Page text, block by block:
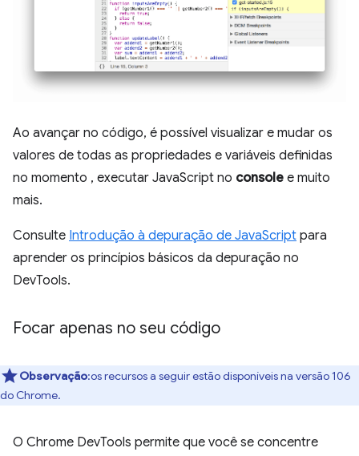
Ao avançar no código, é possível visualizar e mudar os
valores de todas as propriedades e variáveis definidas
no momento , executar JavaScript no console e muito
mais.
Consulte Introdução à depuração de JavaScript para
aprender os princípios básicos da depuração no
DevTools.
Focar apenas no seu código
Observação:os recursos a seguir estão disponíveis na versão 106
do Chrome.
O Chrome DevTools permite que você se concentre